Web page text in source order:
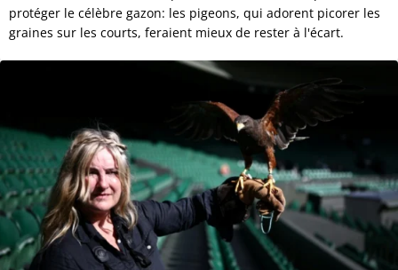
protéger le célèbre gazon: les pigeons, qui adorent picorer les
graines sur les courts, feraient mieux de rester à l'écart.